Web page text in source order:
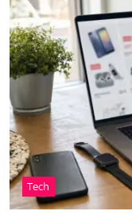
Tech